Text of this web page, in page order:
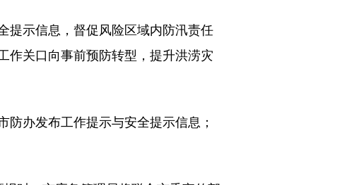
示信息，督促风险区域内防汛责任
作关口向事前预防转型，提升洪涝灾
办发布工作提示与安全提示信息；